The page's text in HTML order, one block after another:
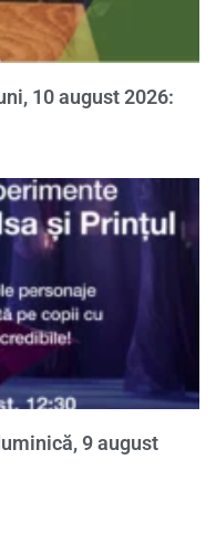
10 august 2026:
9 august